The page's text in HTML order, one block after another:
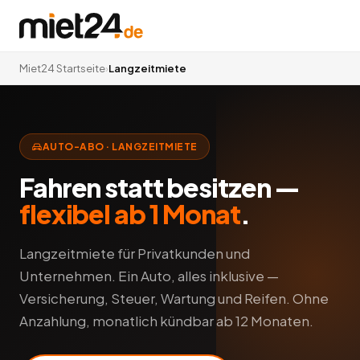
Miet24 Startseite›Langzeitmiete
AUTO-ABO · LANGZEITMIETE
Fahren statt besitzen —
flexibel ab 1 Monat.
Langzeitmiete für Privatkunden und
Unternehmen. Ein Auto, alles inklusive —
Versicherung, Steuer, Wartung und Reifen. Ohne
Anzahlung, monatlich kündbar ab 12 Monaten.